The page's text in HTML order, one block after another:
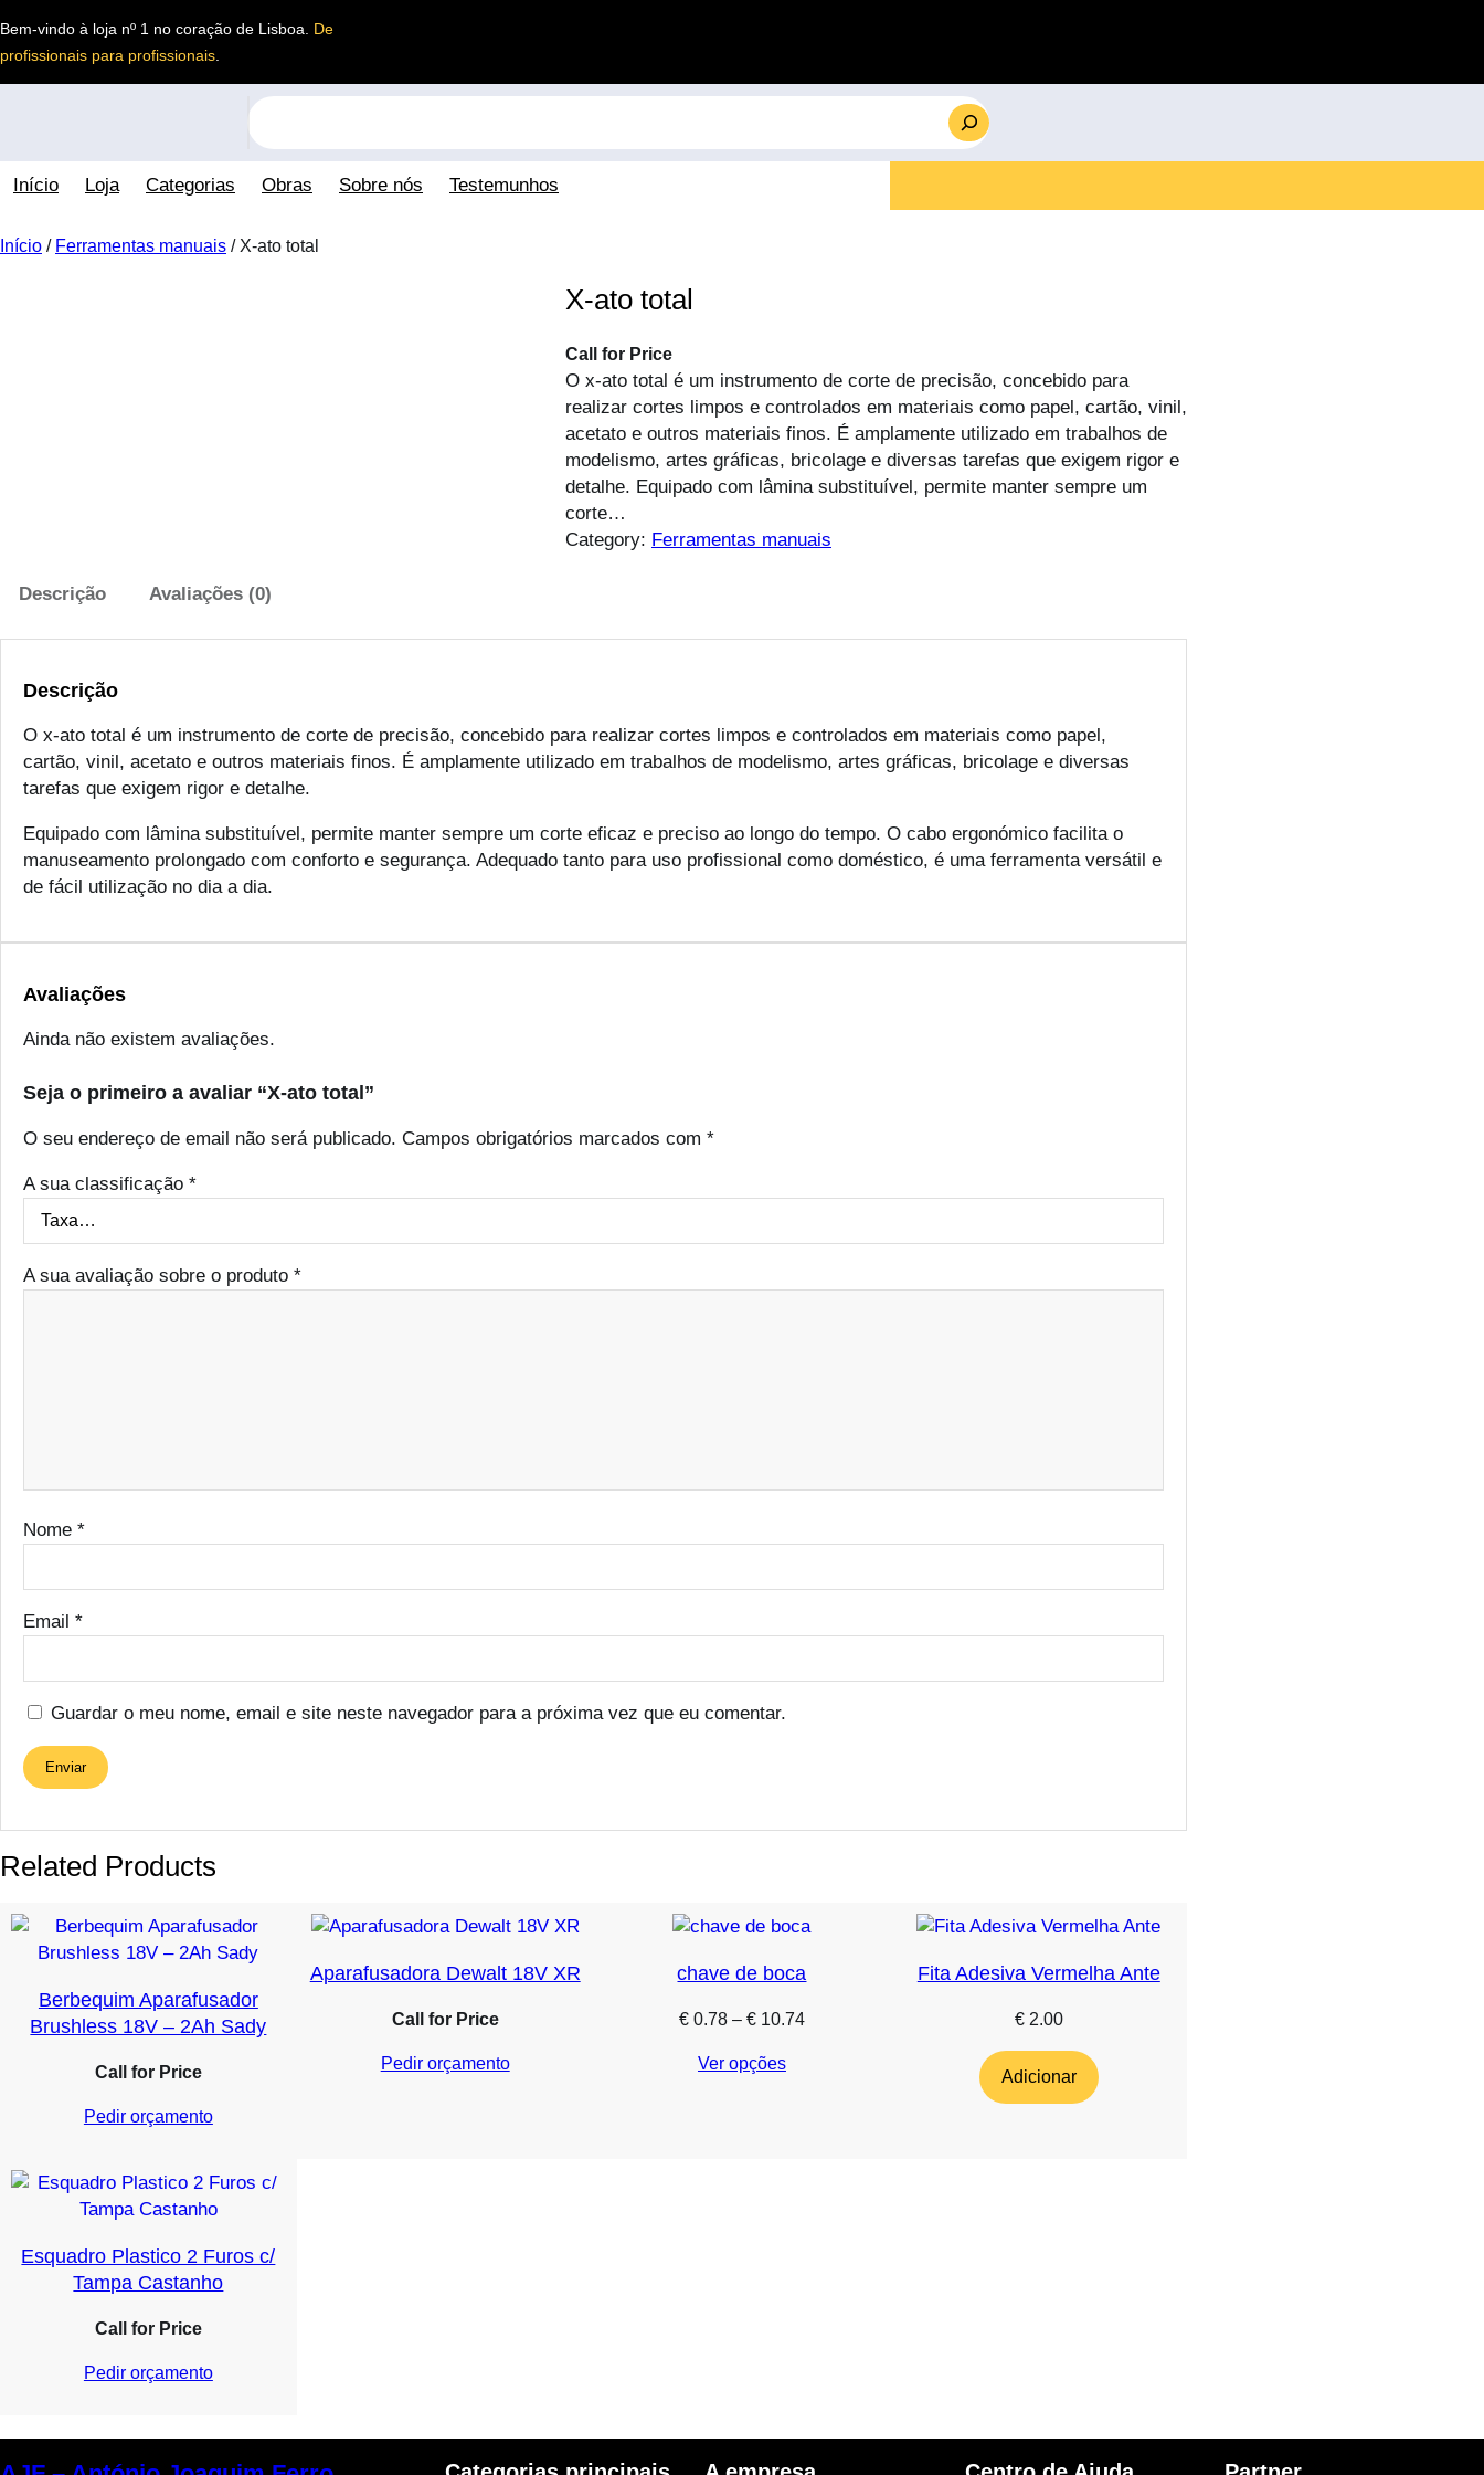
para
o
conteúdo
Bem-vindo à loja nº 1 no coração de Lisboa. De
profissionais para profissionais
S
e
a
h
Início Loja Categorias Obras Sobre nós Testemunhos
Início / Ferramentas manuais / X-ato total
X-ato total
Call for Price
O x-ato total é um instrumento de corte de precisão, concebido para
realizar cortes limpos e controlados em materiais como papel, cartão, vinil,
acetato e outros materiais finos. É amplamente utilizado em trabalhos de
modelismo, artes gráficas, bricolage e diversas tarefas que exigem rigor e
detalhe. Equipado com lâmina substituível, permite manter sempre um
corte…
Category: Ferramentas manuais
Descrição Avaliações (0)
Descrição
O x-ato total é um instrumento de corte de precisão, concebido para realizar cortes limpos e controlados em materiais como papel,
cartão, vinil, acetato e outros materiais finos. É amplamente utilizado em trabalhos de modelismo, artes gráficas, bricolage e diversas
tarefas que exigem rigor e detalhe.
Equipado com lâmina substituível, permite manter sempre um corte eficaz e preciso ao longo do tempo. O cabo ergonómico facilita o
manuseamento prolongado com conforto e segurança. Adequado tanto para uso profissional como doméstico, é uma ferramenta versátil e
de fácil utilização no dia a dia.
Avaliações
Ainda não existem avaliações.
Seja o primeiro a avaliar “X-ato total”
O seu endereço de email não será publicado. Campos obrigatórios marcados com *
A sua classificação *
A sua avaliação sobre o produto *
Nome *
Email *
Guardar o meu nome, email e site neste navegador para a próxima vez que eu comentar.
Related Products
Berbequim Aparafusador
Brushless 18V – 2Ah Sady
Call for Price
Pedir orçamento
Aparafusadora Dewalt 18V XR
Call for Price
Pedir orçamento
chave de boca
€0.78 – €10.74Price
Ver opções
Fita Adesiva Vermelha Ante
€2.00
Adicionar
Esquadro Plastico 2 Furos c/
Tampa Castanho
Call for Price
Pedir orçamento